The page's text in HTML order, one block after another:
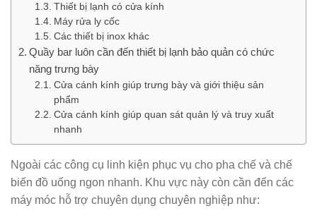
Thiết bị lạnh có cửa kính
Máy rửa ly cốc
Các thiết bị inox khác
Quầy bar luôn cần đến thiết bị lạnh bảo quản có chức
năng trưng bày
Cửa cánh kính giúp trưng bày và giới thiệu sản
phẩm
Cửa cánh kính giúp quan sát quản lý và truy xuất
nhanh
Ngoài các công cụ linh kiện phục vụ cho pha chế và chế
biến đồ uống ngon nhanh. Khu vực này còn cần đến các
máy móc hỗ trợ chuyên dụng chuyên nghiệp như: